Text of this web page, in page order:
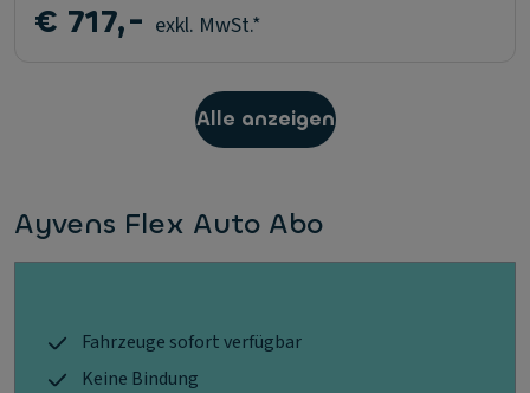
€ 717,- exkl. MwSt.*
Alle anzeigen
Ayvens Flex Auto Abo
Fahrzeuge sofort verfügbar
Keine Bindung